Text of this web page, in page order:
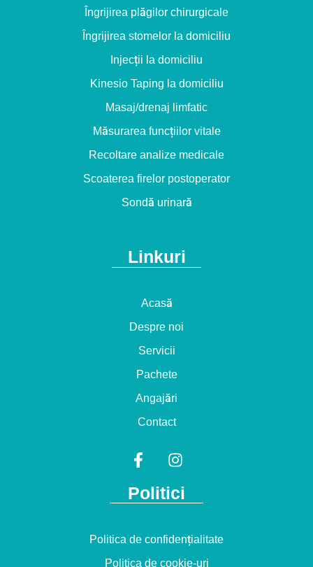
Îngrijirea plăgilor chirurgicale
Îngrijirea stomelor la domiciliu
Injecții la domiciliu
Kinesio Taping la domiciliu
Masaj/drenaj limfatic
Măsurarea funcțiilor vitale
Recoltare analize medicale
Scoaterea firelor postoperator
Sondă urinară
Linkuri
Acasă
Despre noi
Servicii
Pachete
Angajări
Contact
F
a
e
o
k
I
n
s
t
r
a
Politici
Politica de confidențialitate
Politica de cookie-uri